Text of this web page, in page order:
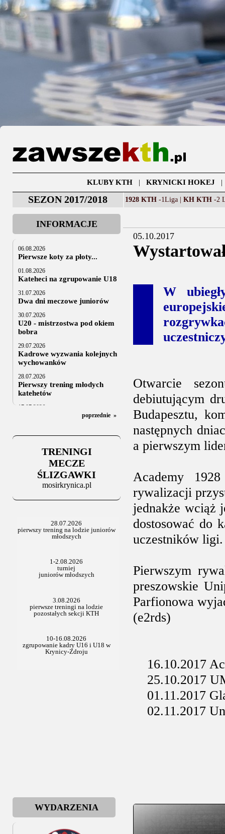
KLUBY KTH| KRYNICKI HOKEJ
SEZON 2017/2018 1928 KTH -1Liga | KH KTH -2
INFORMACJE
06.08.2026
Pierwsze koty za płoty...
01.08.2026
Kateheci na zgrupowanie U18
31.07.2026
Dwa dni meczowe juniorów
30.07.2026
U20 - mistrzostwa pod okiem
bobra
29.07.2026
Kadrowe wyzwania kolejnych
wychowanków
28.07.2026
Pierwszy trening młodych
katehetów
17.07.2026
U20: z kraju i z zagranicy
Za trzy tygodnie na lód
06.07.2025
Stowarzyszenie po Walnym
poprzednie »
TRENINGI
MECZE
ŚLIZGAWKI
mosirkrynica.pl
WYDARZENIA
05.10.2017
W
Otwarcie
debiutującym
Budapesztu,
następnych
a pierwszym
Academy
rywalizacji
jednakże wciąż
dostosować do
uczestników ligi.
Pierwszym
preszowskie
Parfionowa
(e2rds)
16.10.2017
25.10.2017
01.11.2017
02.11.2017